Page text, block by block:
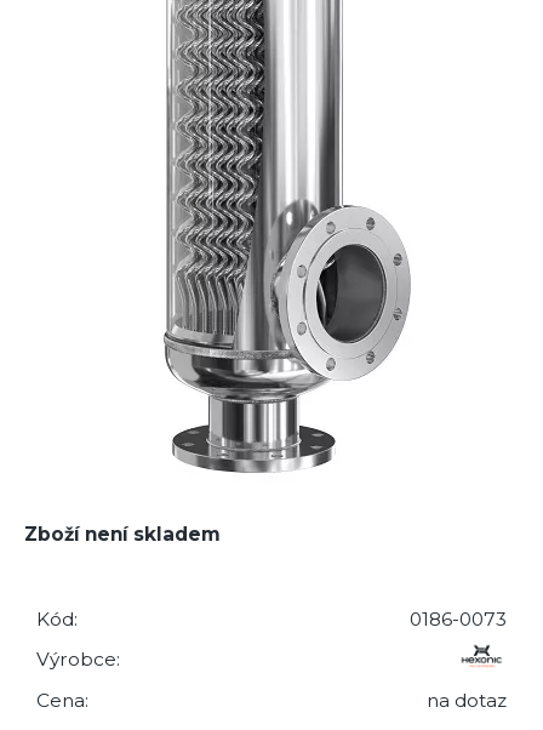
Zboží není skladem
Kód:
0186-0073
Výrobce:
Cena:
na dotaz